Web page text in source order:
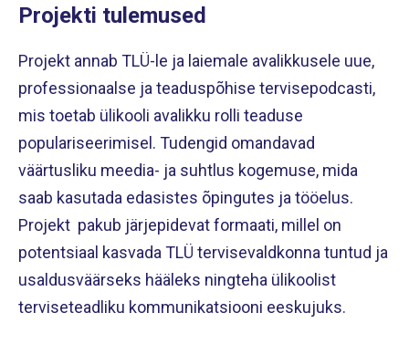
Projekti tulemused
Projekt annab TLÜ-le ja laiemale avalikkusele uue,
professionaalse ja teaduspõhise tervisepodcasti,
mis toetab ülikooli avalikku rolli teaduse
populariseerimisel. Tudengid omandavad
väärtusliku meedia- ja suhtlus kogemuse, mida
saab kasutada edasistes õpingutes ja tööelus.
Projekt pakub järjepidevat formaati, millel on
potentsiaal kasvada TLÜ tervisevaldkonna tuntud ja
usaldusväärseks hääleks ningteha ülikoolist
terviseteadliku kommunikatsiooni eeskujuks.